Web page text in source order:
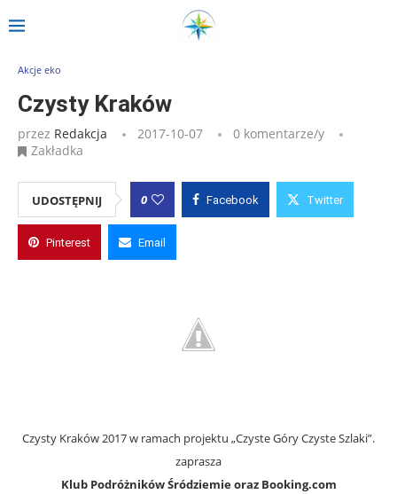
Strona główna Czysty Kraków
Akcje eko
Czysty Kraków
przez Redakcja 2017-10-07
0 komentarze/y
Zakładka
UDOSTĘPNIJ 0 Facebook Twitter
Pinterest Email
Czysty Kraków 2017 w ramach projektu „Czyste Góry Czyste Szlaki”.
zaprasza
Klub Podróżników Śródziemie oraz Booking.com